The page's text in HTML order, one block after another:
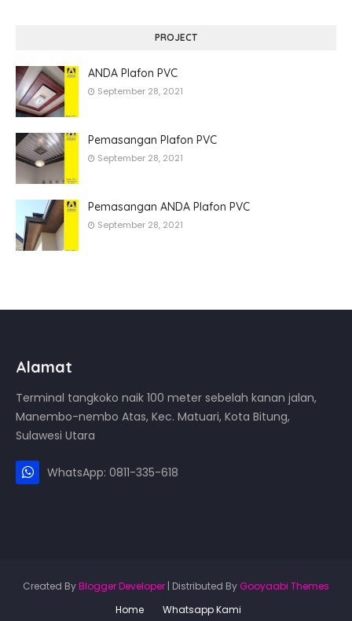
PROJECT
ANDA Plafon PVC
September 28, 2021
Pemasangan Plafon PVC
September 28, 2021
Pemasangan ANDA Plafon PVC
September 28, 2021
Alamat
Terminal tangkoko naik 100 meter sebelah kanan jalan,
Manembo-nembo Atas, Kec. Matuari, Kota Bitung,
Sulawesi Utara
WhatsApp: 0811-335-618
Created ByBlogger Developer | Distributed ByGooyaabi Themes
Home
Whatsapp Kami